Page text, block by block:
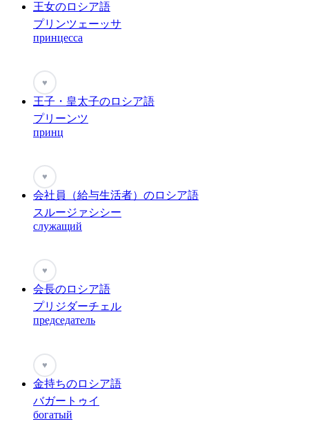
王女のロシア語
プリンツェーッサ
принцесса
♥
王子・皇太子のロシア語
プリーンツ
принц
♥
会社員（給与生活者）のロシア語
スルージァシシー
служащий
♥
会長のロシア語
プリジダーチェル
председатель
♥
金持ちのロシア語
バガートゥイ
богатый